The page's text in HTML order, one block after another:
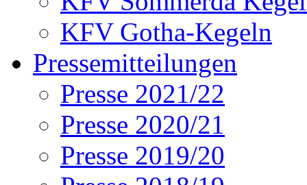
KFV Gotha-Kegeln
Pressemitteilungen
Presse 2021/22
Presse 2020/21
Presse 2019/20